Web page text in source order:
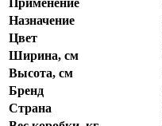
Назначение
Цвет
Ширина, см
Высота, см
Бренд
Страна